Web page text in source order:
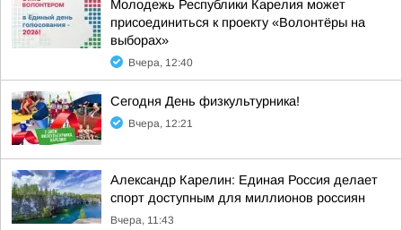
Молодежь Республики Карелия может
присоединиться к проекту «Волонтёры на
выборах»
Вчера, 12:40
Сегодня День физкультурника!
Вчера, 12:21
Александр Карелин: Единая Россия делает
спорт доступным для миллионов россиян
Вчера, 11:43